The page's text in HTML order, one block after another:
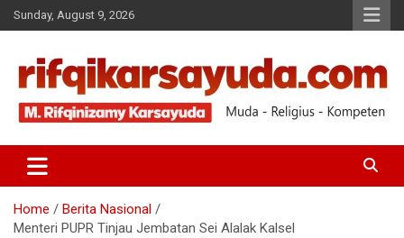
Sunday, August 9, 2026
RIFQI KARSAYUDA
Home
Berita Nasional
Menteri PUPR Tinjau Jembatan Sei Alalak Kalsel